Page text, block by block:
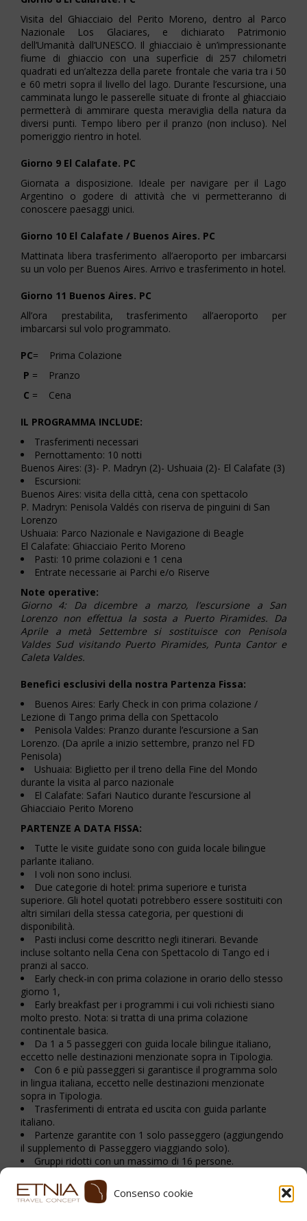
Consenso cookie
Visita del Ghiacciaio del Perito Moreno, dentro al Parco
Nazionale Los Glaciares, e dichiarato Patrimonio
dell’Umanità dall’UNESCO. Il ghiacciaio è un’impressionante
fiume di ghiaccio con una superficie di 257 chilometri
quadrati ed un’altezza della parete frontale che varia tra i 50
e 60 metri sopra il livello del lago. Durante l’escursione, una
camminata lungo le passerelle situate di fronte al ghiacciaio
permetterà di ammirare questa meraviglia della natura da
diversi punti. Tempo libero per il pranzo (non incluso). Nel
pomeriggio rientro in hotel.
Giorno 9 El Calafate. PC
Giornata a disposizione. Ideale per navigare per il Lago
Argentino o godere di attività che vi permetteranno di
conoscere paesaggi unici.
Giorno 10 El Calafate / Buenos Aires. PC
Mattinata libera trasferimento all’aeroporto per imbarcarsi
su un volo per Buenos Aires. Arrivo e trasferimento in hotel.
Giorno 11 Buenos Aires. PC
All’ora prestabilita, trasferimento all’aeroporto per
imbarcarsi sul volo programmato.
PC= Prima Colazione
P = Pranzo
C = Cena
IL PROGRAMMA INCLUDE:
Trasferimenti necessari
Pernottamento: 10 notti
Buenos Aires: (3)- P. Madryn (2)- Ushuaia (2)- El Calafate (3)
Escursioni:
Buenos Aires: visita della città, cena con spettacolo
P. Madryn: Penisola Valdés con riserva de pinguini di San
Lorenzo
Ushuaia: Parco Nazionale e Navigazione di Beagle
El Calafate: Ghiacciaio Perito Moreno
Pasti: 10 prime colazioni e 1 cena
Entrate necessarie ai Parchi e/o Riserve
Note operative:
Giorno 4: Da dicembre a marzo, l’escursione a San
Lorenzo non effettua la sosta a Puerto Piramides. Da
Aprile a metà Settembre si sostituisce con Penisola
Valdes Sud visitando Puerto Piramides, Punta Cantor e
Caleta Valdes.
Benefici esclusivi della nostra Partenza Fissa:
Buenos Aires: Early Check in con prima colazione /
Lezione di Tango prima della con Spettacolo
Penisola Valdes: Pranzo durante l’escursione a San
Lorenzo. (Da aprile a inizio settembre, pranzo nel FD
Penisola)
Ushuaia: Biglietto per il treno della Fine del Mondo
durante la visita al parco nazionale
El Calafate: Safari Nautico durante l’escursione al
Ghiacciaio Perito Moreno
PARTENZE A DATA FISSA:
Tutte le visite guidate sono con guida locale bilingue
parlante italiano.
I voli non sono inclusi.
Due categorie di hotel: prima superiore e turista
superiore. Gli hotel quotati potrebbero essere sostituiti con
altri similari della stessa categoria, per questioni di
disponibilità.
Pasti inclusi come descritto negli itinerari. Bevande
incluse soltanto nella Cena con Spettacolo di Tango ed i
pranzi al sacco.
Early check-in con prima colazione in orario dello stesso
giorno 1,
Early breakfast per i programmi i cui voli richiesti siano
molto presto. Nota: si tratta di una prima colazione
continentale basica.
Da 1 a 5 passeggeri con guida locale bilingue italiano,
eccetto nelle destinazioni menzionate sopra in Tipologia.
Con 6 e più passeggeri si garantisce il programma solo
in lingua italiana, eccetto nelle destinazioni menzionate
sopra in Tipologia.
Trasferimenti di entrata ed uscita con guida parlante
italiano.
Partenze garantite con 1 solo passeggero (aggiungendo
il supplemento di Passeggero viaggiando solo).
Gruppi ridotti con un massimo di 16 persone.
Stampa PDF